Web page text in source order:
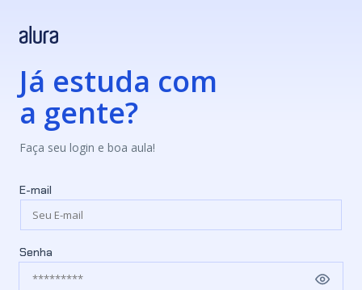
Já estuda com
a gente?
Faça seu login e boa aula!
E-mail
Senha